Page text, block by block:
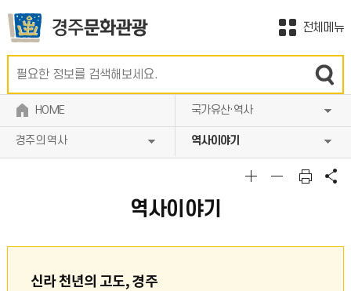
전체메뉴
HOME 국가유산·역사
경주의 역사 역사이야기
역사이야기
신라 천년의 고도, 경주